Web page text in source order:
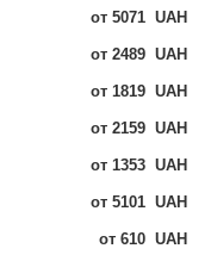
от 5071 UAH
от 2489 UAH
от 1819 UAH
от 2159 UAH
от 1353 UAH
от 5101 UAH
от 610 UAH